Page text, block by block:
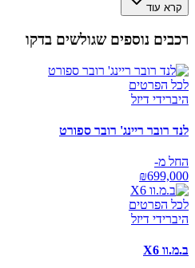
קרא עוד
רכבים נוספים שגולשים בדקו
לכל הפרטים
היברידי דיזל
לנד רובר ריינג' רובר ספורט
החל מ-
₪699,000
לכל הפרטים
היברידי דיזל
ב.מ.וו X6